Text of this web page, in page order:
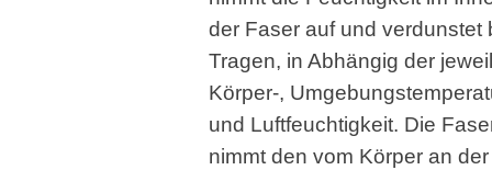
der Faser auf und verdunstet
Tragen, in Abhängig der
Körper-,
und Luftfeuchtigkeit. Die
nimmt den vom Körper an der